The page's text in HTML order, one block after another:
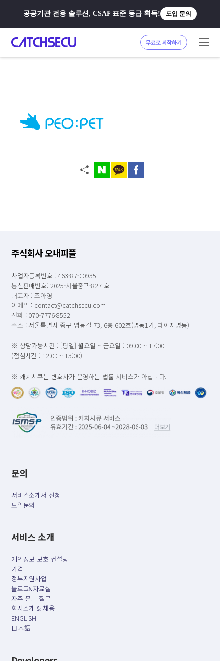
공공기관 전용 솔루션, CSAP 표준 등급 획득! 도입 문의
무료로 시작하기
주식회사 오내피플
사업자등록번호 : 463-87-00935
통신판매번호: 2025-서울중구-827 호
대표자 : 조아영
이메일 : contact@catchsecu.com
전화 : 070-7776-8552
주소 : 서울특별시 중구 명동길 73, 6층 602호(명동1가, 페이지명동)
※ 상담가능시간 : [평일] 월요일 ~ 금요일 : 09:00 ~ 17:00
(점심시간 : 12:00 ~ 13:00)
※ 캐치시큐는 변호사가 운영하는 법률 서비스가 아닙니다.
문의
서비스소개서 신청
도입문의
서비스 소개
개인정보 보호 컨설팅
가격
정부지원사업
블로그&자료실
자주 묻는 질문
회사소개 & 채용
ENGLISH
日本語